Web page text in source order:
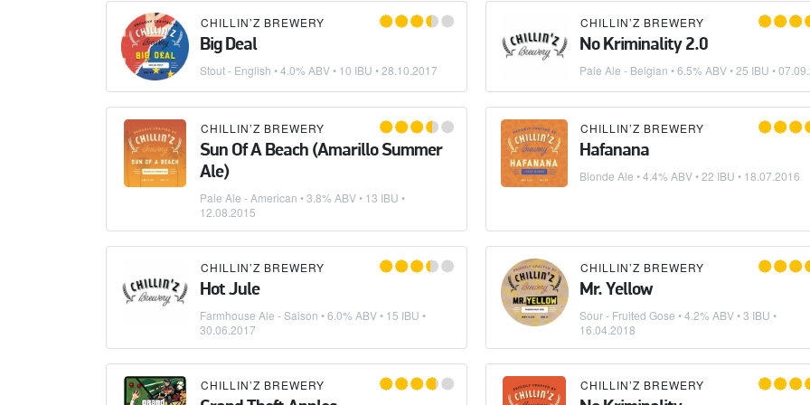
CHILLIN’Z BREWERY
Big Deal
Stout - English • 4.0% ABV • 10 IBU •28.10.2017
CHILLIN’Z BREWERY
No Kriminality 2.0
Pale Ale - Belgian • 6.5% ABV • 25 IBU •
CHILLIN’Z BREWERY
Sun Of A Beach (Amarillo Summer
Ale)
Pale Ale - American • 3.8% ABV • 13 IBU •
12.08.2015
CHILLIN’Z BREWERY
Hafanana
Blonde Ale • 4.4% ABV • 22 IBU • 18.07.2016
CHILLIN’Z BREWERY
Hot Jule
Farmhouse Ale - Saison • 6.0% ABV • 15 IBU •
30.06.2017
CHILLIN’Z BREWERY
Mr. Yellow
Sour - Fruited Gose • 4.2% ABV • 3 IBU •
16.04.2018
CHILLIN’Z BREWERY CHILLIN’Z BREWERY